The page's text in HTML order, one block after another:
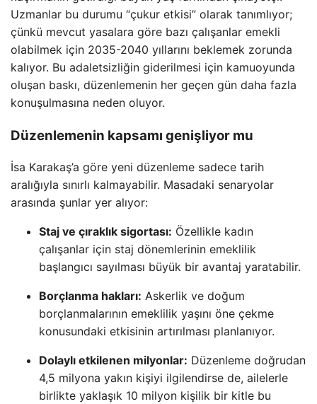
Uzmanlar bu durumu “çukur etkisi” olarak tanımlıyor;
çünkü mevcut yasalara göre bazı çalışanlar emekli
olabilmek için 2035-2040 yıllarını beklemek zorunda
kalıyor. Bu adaletsizliğin giderilmesi için kamuoyunda
oluşan baskı, düzenlemenin her geçen gün daha fazla
konuşulmasına neden oluyor.
Düzenlemenin kapsamı genişliyor mu
İsa Karakaş’a göre yeni düzenleme sadece tarih
aralığıyla sınırlı kalmayabilir. Masadaki senaryolar
arasında şunlar yer alıyor:
Staj ve çıraklık sigortası: Özellikle kadın
çalışanlar için staj dönemlerinin emeklilik
başlangıcı sayılması büyük bir avantaj yaratabilir.
Borçlanma hakları: Askerlik ve doğum
borçlanmalarının emeklilik yaşını öne çekme
konusundaki etkisinin artırılması planlanıyor.
Dolaylı etkilenen milyonlar: Düzenleme doğrudan
4,5 milyona yakın kişiyi ilgilendirse de, ailelerle
birlikte yaklaşık 10 milyon kişilik bir kitle bu